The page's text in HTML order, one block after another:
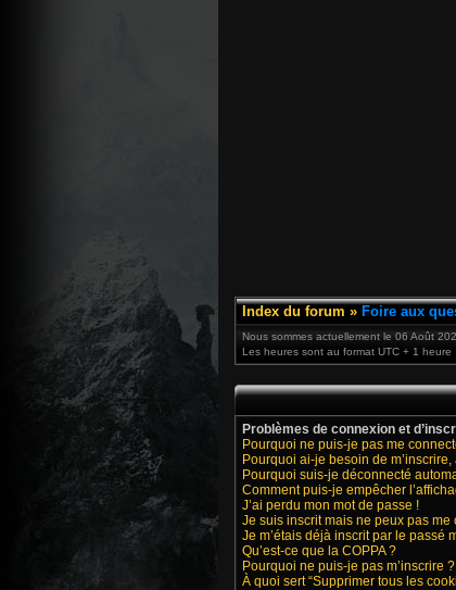
Index du forum » Foire aux
Nous sommes actuellement le 06 Août
Les heures sont au format UTC + 1 heure
Problèmes de connexion et
Pourquoi ne puis-je pas me
Pourquoi ai-je besoin de m’inscrire,
Pourquoi suis-je déconnecté
Comment puis-je empêcher
J’ai perdu mon mot de passe !
Je suis inscrit mais ne peux pas me
Je m’étais déjà inscrit par le passé
Qu’est-ce que la COPPA ?
Pourquoi ne puis-je pas m’inscrire ?
À quoi sert “Supprimer tous les